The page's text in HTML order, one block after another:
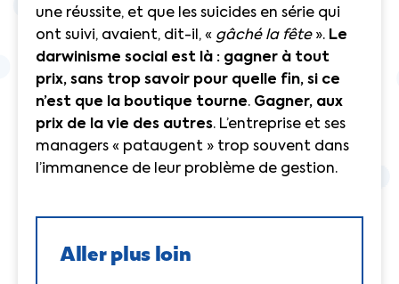
une réussite, et que les suicides en série qui
ont suivi, avaient, dit-il, « gâché la fête». Le
darwinisme social est là : gagner à tout
prix, sans trop savoir pour quelle fin, si ce
n’est que la boutique tourne. Gagner, aux
prix de la vie des autres. L’entreprise et ses
managers « pataugent » trop souvent dans
l’immanence de leur problème de gestion.
Aller plus loin